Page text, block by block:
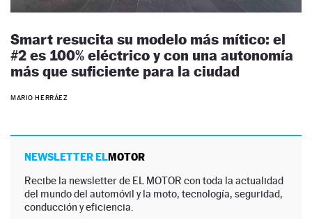
Smart resucita su modelo más mítico: el
#2 es 100% eléctrico y con una autonomía
más que suficiente para la ciudad
MARIO HERRÁEZ
NEWSLETTER ELMOTOR
Recibe la newsletter de EL MOTOR con toda la actualidad
del mundo del automóvil y la moto, tecnología, seguridad,
conducción y eficiencia.